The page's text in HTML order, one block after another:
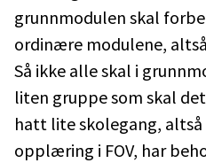
grunnmodulen skal
ordinære modulene,
Så ikke alle skal i
liten gruppe som skal
hatt lite skolegang,
opplæring i FOV, har